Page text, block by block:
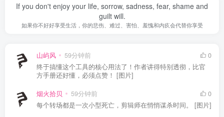
If you don't enjoy your life, sorrow, sadness, fear, shame and
guilt will.
如果你不好好享受生活，你的悲伤、难过、害怕、羞愧和内疚会代替你享受
山屿风 59分钟前
0
终于搞懂这个工具的核心用法了！作者讲得特别透彻，比官
方手册还好懂，必须点赞！ [图片]
烟火拾贝 59分钟前
0
每个转场都是一次小型死亡，剪辑师在悄悄谋杀时间。 [图片]